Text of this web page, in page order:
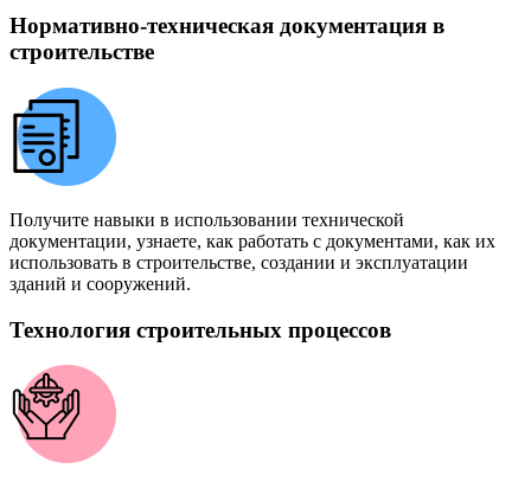
Нормативно-техническая документация в
строительстве
Получите навыки в использовании технической
документации, узнаете, как работать с документами, как их
использовать в строительстве, создании и эксплуатации
зданий и сооружений.
Технология строительных процессов